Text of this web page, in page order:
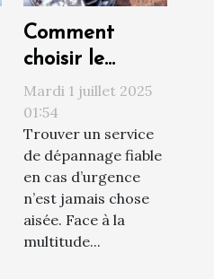
Comment
choisir le
meilleur service
de dépannage
en urgence ?
Mardi 1 juillet 2025
01:54
Trouver un service
de dépannage fiable
en cas d’urgence
n’est jamais chose
aisée. Face à la
multitude...